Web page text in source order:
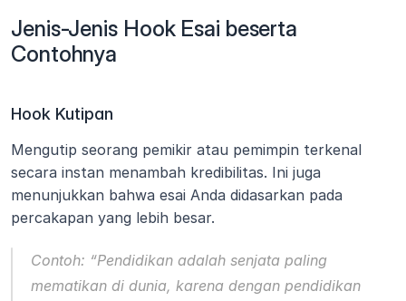
Jenis-Jenis Hook Esai beserta
Contohnya
Hook Kutipan
Mengutip seorang pemikir atau pemimpin terkenal
secara instan menambah kredibilitas. Ini juga
menunjukkan bahwa esai Anda didasarkan pada
percakapan yang lebih besar.
Contoh: “Pendidikan adalah senjata paling
mematikan di dunia, karena dengan pendidikan